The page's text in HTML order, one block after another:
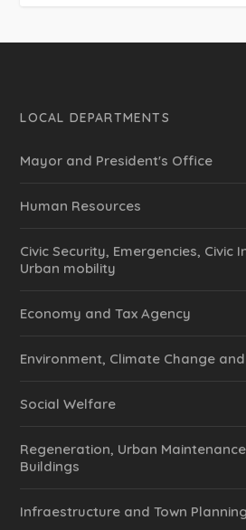
LOCAL DEPARTMENTS
Mayor and President's Office
Human Resources
Civic Security, Emergencies, Civic
Urban mobility
Economy and Tax Agency
Environment, Climate Change
Social Welfare
Regeneration, Urban
Buildings
Infraestructure and Town Planning